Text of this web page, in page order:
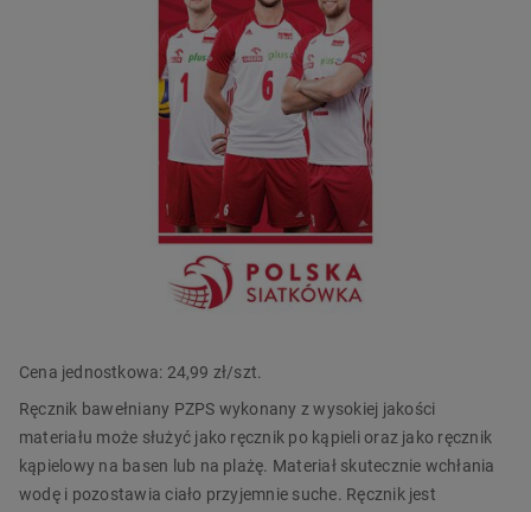
bardzo miękkiej i chłonnej bawełny. Produkt o wymiarach 70 x
140 cm cechuje się wysokiej jakości nadrukiem o żywych
barwach odpornych na blaknięcie.
Szacowany czas dostawy kurierem 1-3 dni
Szacowany czas dostawy do punktu odbioru za 1-3 dni
PRZECZYTAJ WIĘCEJ
Cena jednostkowa: 24,99 zł/szt.
Ręcznik bawełniany PZPS wykonany z wysokiej jakości
materiału może służyć jako ręcznik po kąpieli oraz jako ręcznik
kąpielowy na basen lub na plażę. Materiał skutecznie wchłania
wodę i pozostawia ciało przyjemnie suche. Ręcznik jest